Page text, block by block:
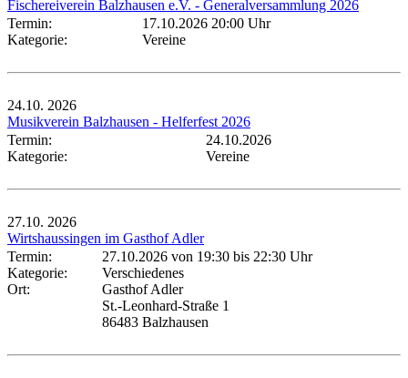
Fischereiverein Balzhausen e.V. - Generalversammlung 2026
Termin:
17.10.2026 20:00 Uhr
Kategorie:
Vereine
24.10. 2026
Musikverein Balzhausen - Helferfest 2026
Termin:
24.10.2026
Kategorie:
Vereine
27.10. 2026
Wirtshaussingen im Gasthof Adler
Termin:
27.10.2026 von 19:30 bis 22:30 Uhr
Kategorie:
Verschiedenes
Ort:
Gasthof Adler
St.-Leonhard-Straße 1
86483 Balzhausen